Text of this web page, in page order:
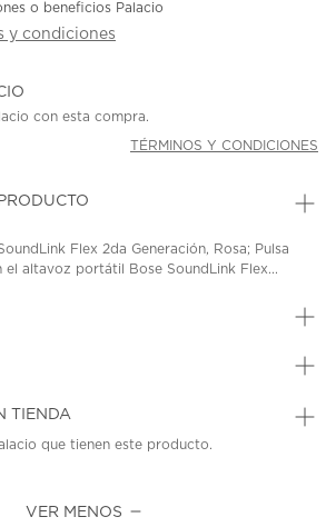
o beneficios Palacio
y condiciones
con esta compra.
TÉRMINOS Y CONDICIONES
Flex 2da Generación, Rosa; Pulsa
el altavoz portátil Bose SoundLink Flex...
TIENDA
que tienen este producto.
VER MENOS